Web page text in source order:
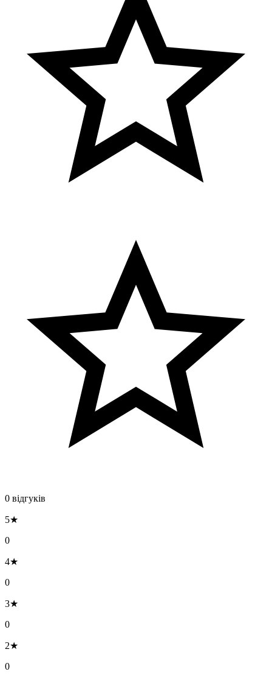
0 відгуків
5★
0
4★
0
3★
0
2★
0